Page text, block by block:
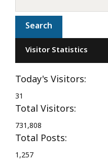
Visitor Statistics
Today's Visitors:
31
Total Visitors:
731,808
Total Posts:
1,257